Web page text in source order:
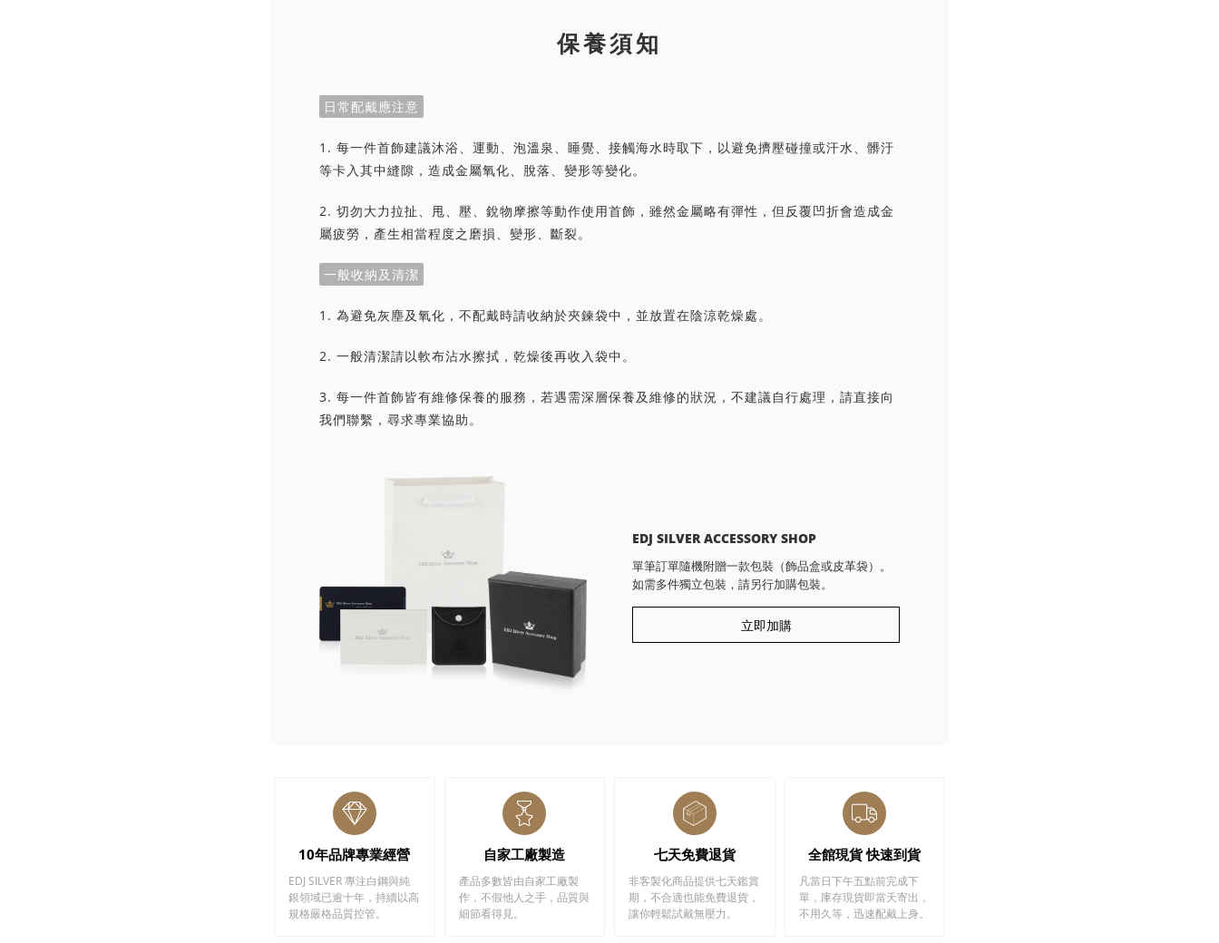
保養須知
日常配戴應注意
1. 每一件首飾建議沐浴、運動、泡溫泉、睡覺、接觸海水時取下，以避免擠壓碰撞或汗水、髒汙
等卡入其中縫隙，造成金屬氧化、脫落、變形等變化。
2. 切勿大力拉扯、甩、壓、銳物摩擦等動作使用首飾，雖然金屬略有彈性，但反覆凹折會造成金
屬疲勞，產生相當程度之磨損、變形、斷裂。
一般收納及清潔
1. 為避免灰塵及氧化，不配戴時請收納於夾鍊袋中，並放置在陰涼乾燥處。
2. 一般清潔請以軟布沾水擦拭，乾燥後再收入袋中。
3. 每一件首飾皆有維修保養的服務，若遇需深層保養及維修的狀況，不建議自行處理，請直接向
我們聯繫，尋求專業協助。
EDJ SILVER ACCESSORY SHOP
單筆訂單隨機附贈一款包裝（飾品盒或皮革袋）。
如需多件獨立包裝，請另行加購包裝。
立即加購
10年品牌專業經營
EDJ SILVER 專注白鋼與純
銀領域已逾十年，持續以高
規格嚴格品質控管。
自家工廠製造
產品多數皆由自家工廠製
作，不假他人之手，品質與
細節看得見。
七天免費退貨
非客製化商品提供七天鑑賞
期，不合適也能免費退貨，
讓你輕鬆試戴無壓力。
全館現貨 快速到貨
凡當日下午五點前完成下
單，庫存現貨即當天寄出，
不用久等，迅速配戴上身。